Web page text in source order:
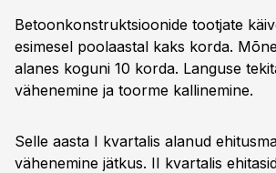
Betoonkonstruktsioonide tootjate
esimesel poolaastal kaks korda.
alanes koguni 10 korda. Languse
vähenemine ja toorme kallinemine.
Selle aasta I kvartalis alanud
vähenemine jätkus. II kvartalis